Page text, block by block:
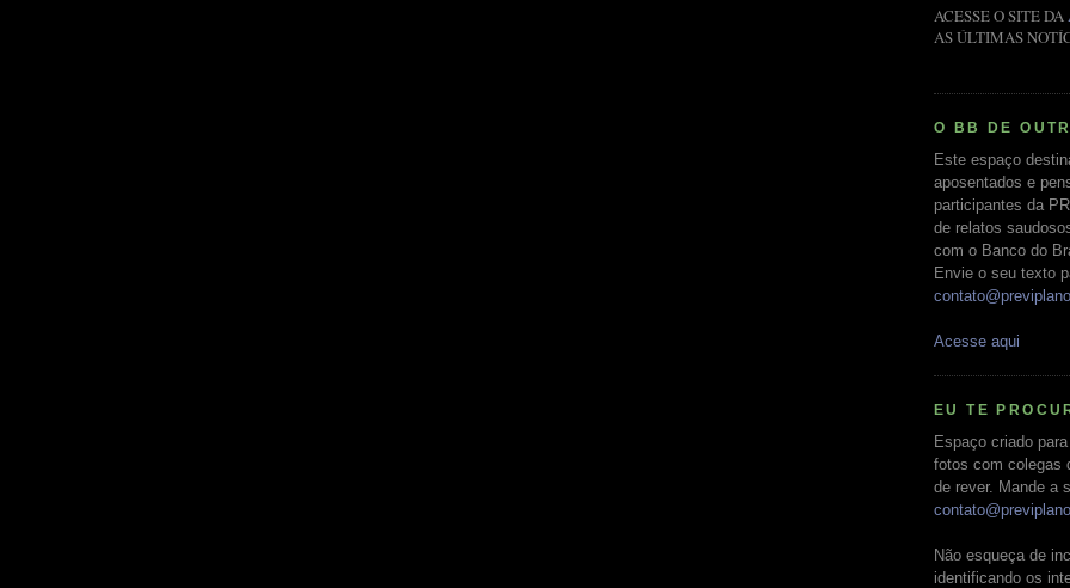
ACESSE O SITE DA
AS ÚLTIMAS
O BB DE
Este espaço
aposentados e
participantes da
de relatos
com o Banco do
Envie o seu texto
Acesse aqui
EU TE
Espaço criado
fotos com colegas
de rever. Mande a
Não esqueça de
identificando os